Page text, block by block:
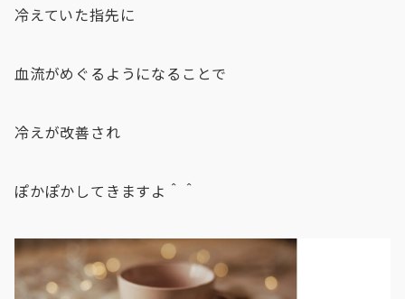
冷えていた指先に
血流がめぐるようになることで
冷えが改善され
ぽかぽかしてきますよ＾＾